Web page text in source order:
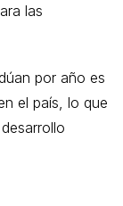
las
por año es
el país, lo que